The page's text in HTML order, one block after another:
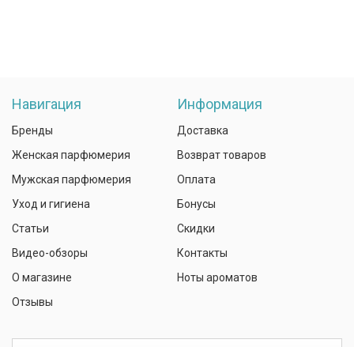
Навигация
Бренды
Женская парфюмерия
Мужская парфюмерия
Уход и гигиена
Статьи
Видео-обзоры
О магазине
Отзывы
Информация
Доставка
Возврат товаров
Оплата
Бонусы
Скидки
Контакты
Ноты ароматов